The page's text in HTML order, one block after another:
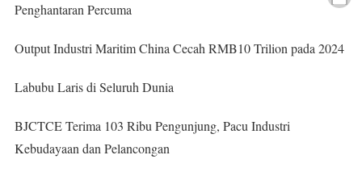
Penghantaran Percuma
Output Industri Maritim China Cecah RMB10 Trilion pada 2024
Labubu Laris di Seluruh Dunia
BJCTCE Terima 103 Ribu Pengunjung, Pacu Industri
Kebudayaan dan Pelancongan